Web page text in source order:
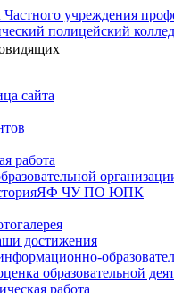
сайта
работа
ЯФ ЧУ ПО ЮПК
достижения
образовательной
работа